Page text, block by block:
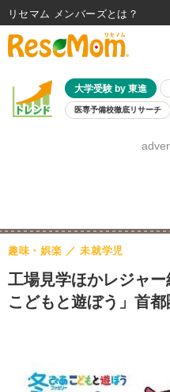
大学受験 by 東進
医専予備校徹底リサーチ
8月開催学
工場見学ほかレジャ
こどもと遊ぼう」首
趣味・娯楽 未就学児
リセマム メンバーズ